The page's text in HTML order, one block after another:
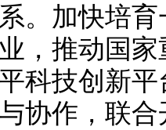
。加快培
，推动国
科技创新
协作，联